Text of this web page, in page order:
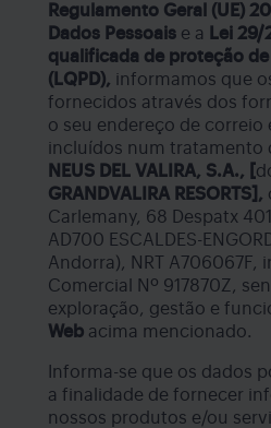
Regulamento Geral (UE)
Dados Pessoais e a
Lei
qualificada de proteção
(LQPD), informamos que
fornecidos através dos
o seu endereço de
incluídos num tratamento
NEUS DEL VALIRA, S.A., [
GRANDVALIRA RESORTS],
Carlemany, 68 Despatx
AD700 ESCALDES-
Andorra), NRT A706067F,
Comercial Nº 917870Z,
exploração, gestão e
Web acima mencionado.
Informa-se que os dados
a finalidade de fornecer
nossos produtos e/ou